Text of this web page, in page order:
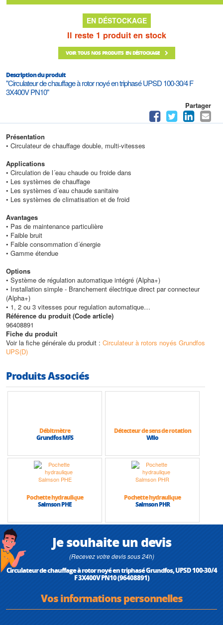
EN DÉSTOCKAGE
Il reste 1 produit en stock
VOIR TOUS NOS PRODUITS EN DÉSTOCKAGE
Description du produit
"Circulateur de chauffage à rotor noyé en triphasé UPSD 100-30/4 F
3X400V PN10"
Partager
Présentation
• Circulateur de chauffage double, multi-vitesses
Applications
• Circulation de l´eau chaude ou froide dans
• Les systèmes de chauffage
• Les systèmes d´eau chaude sanitaire
• Les systèmes de climatisation et de froid
Avantages
• Pas de maintenance particulière
• Faible bruit
• Faible consommation d´énergie
• Gamme étendue
Options
• Système de régulation automatique intégré (Alpha+)
• Installation simple - Branchement électrique direct par connecteur
(Alpha+)
• 1, 2 ou 3 vitesses pour regulation automatique
• Version circulateur double
Caractéristiques techniques
• Température du liquide pompé : de -25oC à +110oC
• Hauteur max (HMT) : 4 m
Référence du produit (Code article)
96408891
Fiche du produit
Voir la fiche générale du produit : Circulateur à rotors noyés Grundfos
UPS(D)
Produits Associés
Débitmètre
Grundfos MFS
Détecteur de sens de rotation
Wilo
Pochette hydraulique
Salmson PHE
Pochette hydraulique
Salmson PHR
Je souhaite un devis
(Recevez votre devis sous 24h)
Circulateur de chauffage à rotor noyé en triphasé Grundfos, UPSD 100-30/4
F 3X400V PN10 (96408891)
Vos informations personnelles